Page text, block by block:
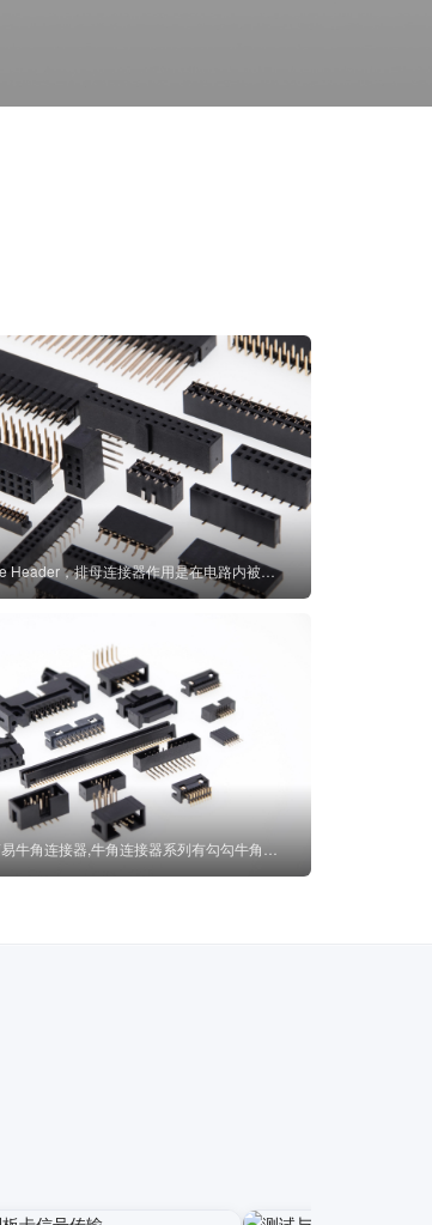
排母连接器Female Header，排母连接器作用是在电路内被阻断处或孤立不通...